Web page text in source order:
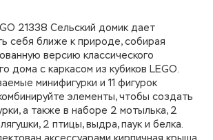
21338 Сельский домик дает
себя ближе к природе, собирая
версию классического
дома с каркасом из кубиков LEGO.
минифигурки и 11 фигурок
элементы, чтобы создать
а также в наборе 2 мотылька, 2
2 птицы, выдра, паук и белка.